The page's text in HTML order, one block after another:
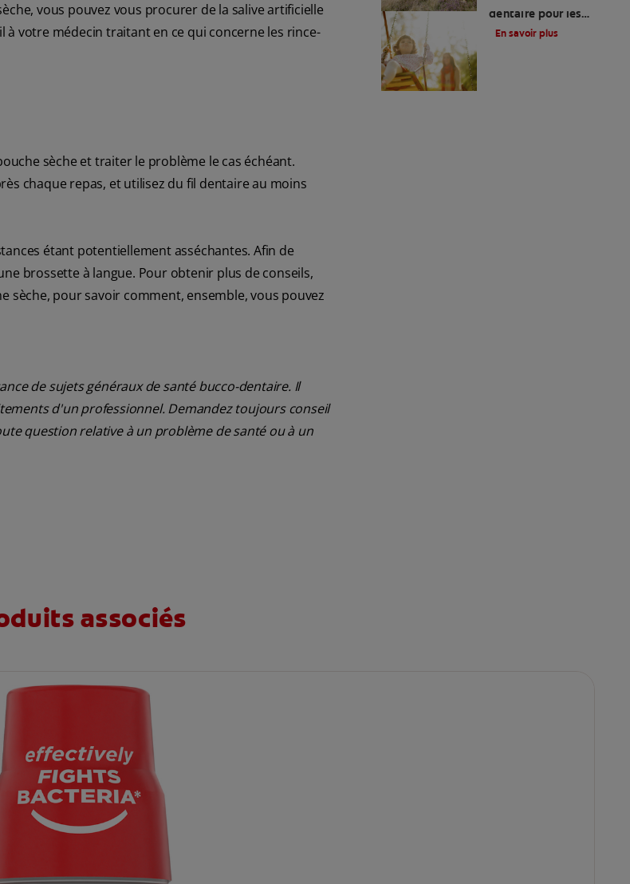
vous pouvez vous procurer de la salive artificielle
à votre médecin traitant en ce qui concerne les rince-
sèche et traiter le problème le cas échéant.
chaque repas, et utilisez du fil dentaire au moins
étant potentiellement asséchantes. Afin de
brossette à langue. Pour obtenir plus de conseils,
sèche, pour savoir comment, ensemble, vous pouvez
de sujets généraux de santé bucco-dentaire. Il
d'un professionnel. Demandez toujours conseil
question relative à un problème de santé ou à un
dentaire pour les
patients handicapés
En savoir plus
associés